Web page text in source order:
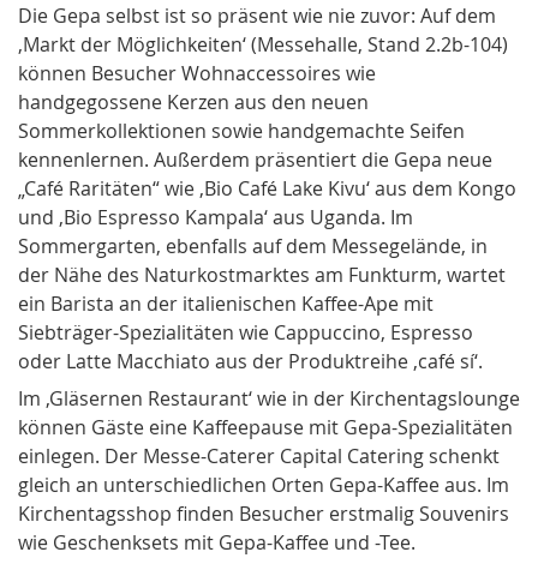
Die Gepa selbst ist so präsent wie nie zuvor: Auf dem
‚Markt der Möglichkeiten‘ (Messehalle, Stand 2.2b-104)
können Besucher Wohnaccessoires wie
handgegossene Kerzen aus den neuen
Sommerkollektionen sowie handgemachte Seifen
kennenlernen. Außerdem präsentiert die Gepa neue
„Café Raritäten“ wie ‚Bio Café Lake Kivu‘ aus dem Kongo
und ‚Bio Espresso Kampala‘ aus Uganda. Im
Sommergarten, ebenfalls auf dem Messegelände, in
der Nähe des Naturkostmarktes am Funkturm, wartet
ein Barista an der italienischen Kaffee-Ape mit
Siebträger-Spezialitäten wie Cappuccino, Espresso
oder Latte Macchiato aus der Produktreihe ‚café sí‘.
Im ‚Gläsernen Restaurant‘ wie in der Kirchentagslounge
können Gäste eine Kaffeepause mit Gepa-Spezialitäten
einlegen. Der Messe-Caterer Capital Catering schenkt
gleich an unterschiedlichen Orten Gepa-Kaffee aus. Im
Kirchentagsshop finden Besucher erstmalig Souvenirs
wie Geschenksets mit Gepa-Kaffee und -Tee.